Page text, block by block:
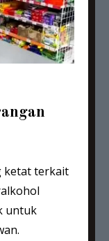
ketat terkait
untuk